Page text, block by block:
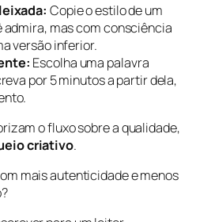
Copie o estilo de um
admira, mas com consciência
versão inferior.
Escolha uma palavra
por 5 minutos a partir dela,
o fluxo sobre a qualidade,
criativo.
mais autenticidade e menos